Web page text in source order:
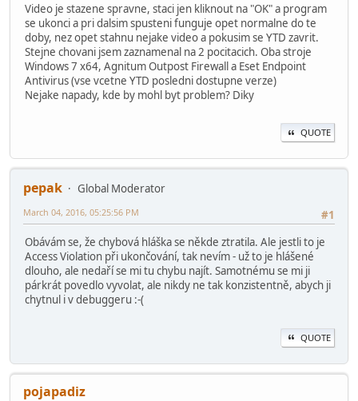
Video je stazene spravne, staci jen kliknout na "OK" a program
se ukonci a pri dalsim spusteni funguje opet normalne do te
doby, nez opet stahnu nejake video a pokusim se YTD zavrit.
Stejne chovani jsem zaznamenal na 2 pocitacich. Oba stroje
Windows 7 x64, Agnitum Outpost Firewall a Eset Endpoint
Antivirus (vse vcetne YTD posledni dostupne verze)
Nejake napady, kde by mohl byt problem? Diky
QUOTE
pepak
Global Moderator
#1
March 04, 2016, 05:25:56 PM
Obávám se, že chybová hláška se někde ztratila. Ale jestli to je
Access Violation při ukončování, tak nevím - už to je hlášené
dlouho, ale nedaří se mi tu chybu najít. Samotnému se mi ji
párkrát povedlo vyvolat, ale nikdy ne tak konzistentně, abych ji
chytnul i v debuggeru :-(
QUOTE
pojapadiz